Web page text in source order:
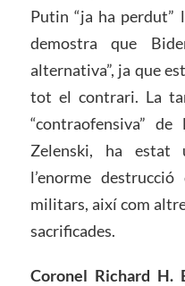
Putin “ja ha perdut”
demostra que
alternativa”, ja que
tot el contrari. La
“contraofensiva”
Zelenski, ha estat
l’enorme
militars, així com
sacrificades.
Coronel Richard H.